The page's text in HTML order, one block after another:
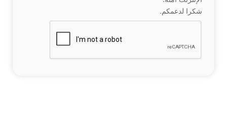
شكرا لدعمكم.